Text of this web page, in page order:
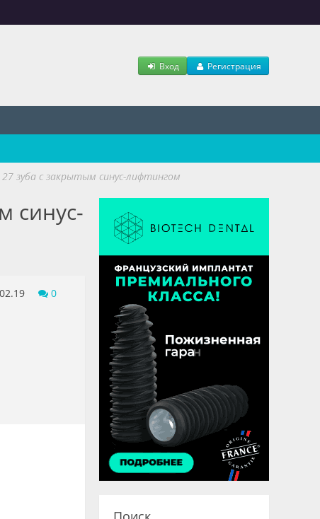
Вход Регистрация
зуба с закрытым синус-лифтингом
синус-
0